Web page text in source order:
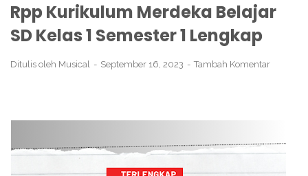
Rpp Kurikulum Merdeka Belajar
SD Kelas 1 Semester 1 Lengkap
Ditulis oleh Musical September 16, 2023 Tambah Komentar